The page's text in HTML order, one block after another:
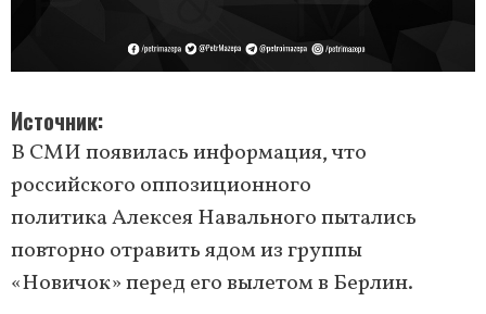
Источник
В СМИ появилась информация, что
российского оппозиционного
политика Алексея Навального пытались
повторно отравить ядом из группы
«Новичок» перед его вылетом в Берлин.